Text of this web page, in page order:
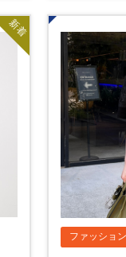
新着
ファッショ